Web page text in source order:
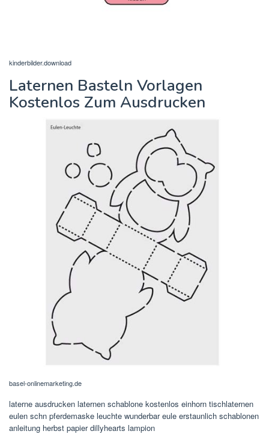
kinderbilder.download
Laternen Basteln Vorlagen
Kostenlos Zum Ausdrucken
basel-onlinemarketing.de
laterne ausdrucken laternen schablone kostenlos einhorn tischlaternen
eulen schn pferdemaske leuchte wunderbar eule erstaunlich schablonen
anleitung herbst papier dillyhearts lampion